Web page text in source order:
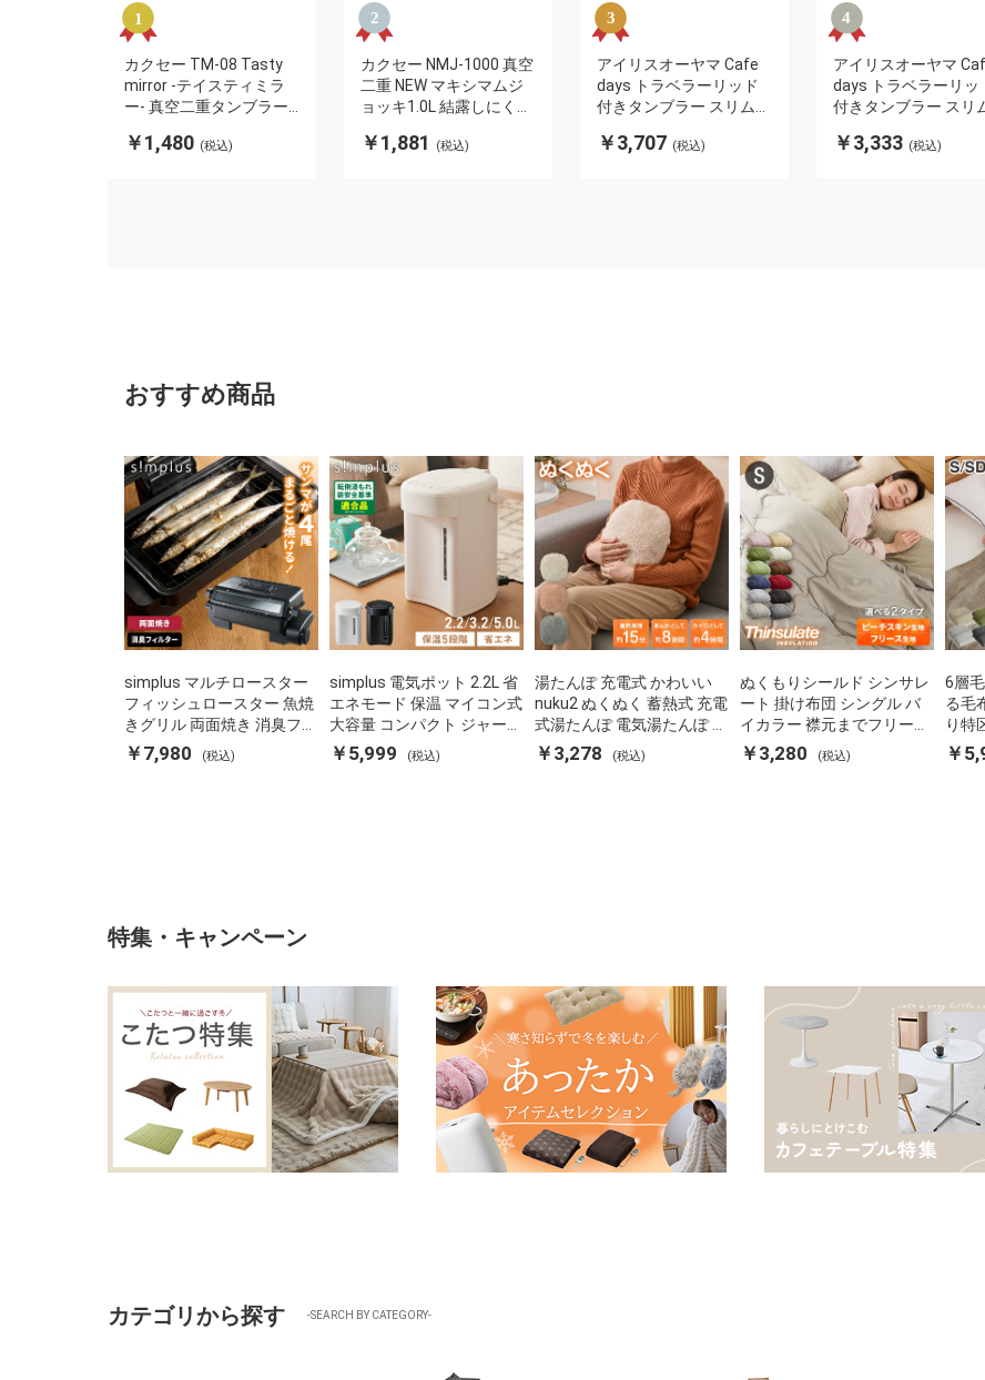
カクセー TM-08 Tasty
mirror -テイスティミラ
ー- 真空二重タンブラー
げ(代引不可)
￥1,480 (税込)
カクセー NMJ-1000 真空
二重 NEW マキシマムジ
ョッキ1.0L 結露しにくい
造(代引不可)
￥1,881 (税込)
アイリスオーヤマ Cafe
days トラベラーリッド
付きタンブラー スリムタ
ク IRIS OHYAMA(代引不
￥3,707 (税込)
アイリスオーヤマ
days トラベラーリッ
付きタンブラー スリ
ク IRIS OHYAMA(代引
￥3,333 (税込)
おすすめ商品
simplus マルチロースター
フィッシュロースター 魚焼
きグリル 両面焼き 消臭フィ
ルター 焼き魚 両面ヒーター
タイマー付き SP-FRS01 マ
￥7,980 (税込)
simplus 電気ポット 2.2L 省
エネモード 保温 マイコン式
大容量 コンパクト ジャーポ
ット ポット カルキ抜き 空
焚き防止 温度調節 軽量 SP-
￥5,999 (税込)
湯たんぽ 充電式 かわいい
nuku2 ぬくぬく 蓄熱式 充電
式湯たんぽ 電気湯たんぽ コ
ードレス湯たんぽ エコ 節電
節約 省エネ 充電式エコ電気
￥3,278 (税込)
ぬくもりシールド シンサレ
ート 掛け布団 シングル バ
イカラー 襟元までフリース
カバーなしで使える 軽い 丸
洗い 断熱 保温 抗菌防臭 洗
￥3,280 (税込)
6層
る毛
り特
ダブ
団カ
￥
特集・キャンペーン
カテゴリから探す -SEARCH BY CATEGORY-